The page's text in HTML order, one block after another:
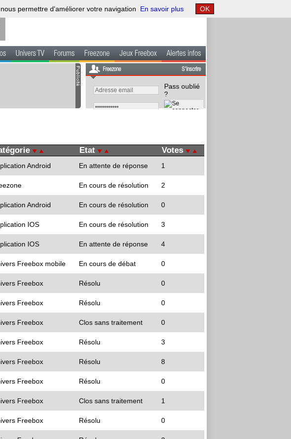
Univers TV Forums Freezone Jeux Freebox Alertes infos
Freezone S'inscrire
Pass oublié
?
Etat Votes
Android En attente de réponse 1
En cours de résolution 2
Android En cours de résolution 0
IOS En cours de résolution 3
IOS En attente de réponse
4
Freebox mobile En cours de débat 0
Freebox Résolu 0
Freebox Résolu 0
Freebox Clos sans traitement 0
Freebox Résolu 3
Freebox Résolu 8
Freebox Résolu
0
Freebox Clos sans traitement 1
Freebox Résolu 0
permettre d'améliorer votre navigation En savoir plus OK